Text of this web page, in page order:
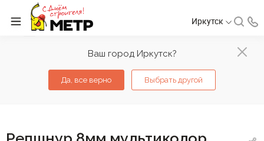
Ваш город Иркутск?
Да, все верно Выбрать другой
Иркутск